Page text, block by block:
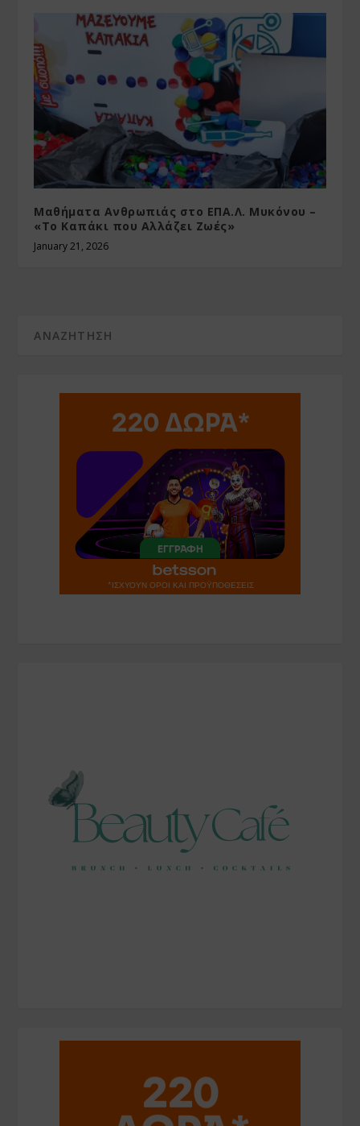
Μαθήματα Ανθρωπιάς στο ΕΠΑ.Λ. Μυκόνου –
«Το Καπάκι που Αλλάζει Ζωές»
January 21, 2026